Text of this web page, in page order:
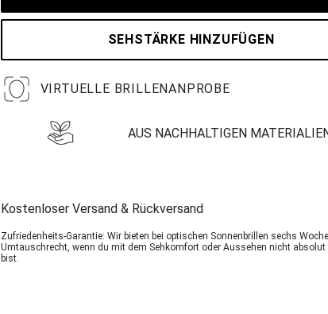
SEHSTÄRKE HINZUFÜGEN
VIRTUELLE BRILLENANPROBE
AUS NACHHALTIGEN
Kostenloser Versand & Rückversand
Zufriedenheits-Garantie: Wir bieten bei optischen Sonnenbrillen sechs
Umtauschrecht, wenn du mit dem Sehkomfort oder Aussehen nicht absolut
bist.